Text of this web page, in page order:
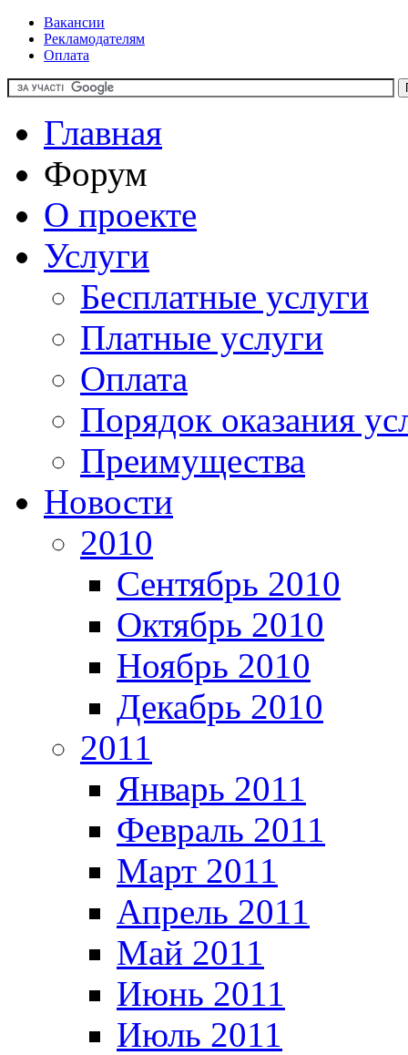
Вакансии
Рекламодателям
Оплата
Главная
Форум
О проекте
Услуги
Бесплатные услуги
Платные услуги
Оплата
Порядок оказания
Преимущества
Новости
2010
Сентябрь 2010
Октябрь 2010
Ноябрь 2010
Декабрь 2010
2011
Январь 2011
Февраль 2011
Март 2011
Апрель 2011
Май 2011
Июнь 2011
Июль 2011